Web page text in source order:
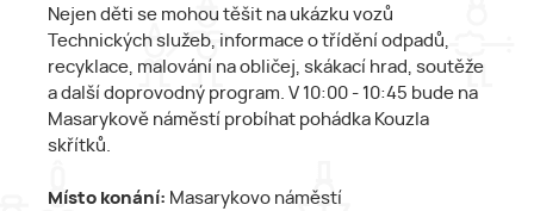
Nejen děti se mohou těšit na ukázku vozů
Technických služeb, informace o třídění odpadů,
recyklace, malování na obličej, skákací hrad, soutěže
a další doprovodný program. V 10:00 - 10:45 bude na
Masarykově náměstí probíhat pohádka Kouzla
skřítků.
Místo konání: Masarykovo náměstí